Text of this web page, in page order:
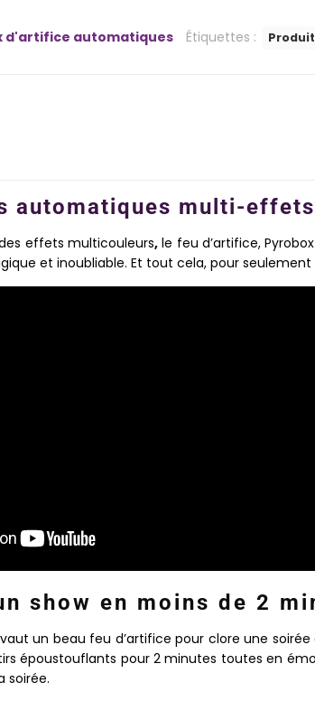
d'artifice automatiques Étiquettes :
automatiques multi-
effets multicouleurs,le feu d’artifice,
et inoubliable. Et tout cela, pour seulement
show en moins de 2
un beau feu d’artifice pour clore une
époustouflants pour 2 minutes toutes en
soirée.